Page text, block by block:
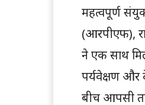
महत्वपूर्ण
(आरपीएफ),
ने एक साथ
पर्यवेक्षण और
बीच आपसी